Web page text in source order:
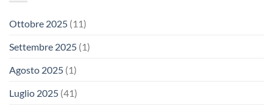
Ottobre 2025 (11)
Settembre 2025 (1)
Agosto 2025 (1)
Luglio 2025 (41)